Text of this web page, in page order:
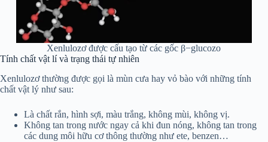
Xenlulozơ được cấu tạo từ các gốc β−glucozo
Tính chất vật lí và trạng thái tự nhiên
Xenlulozơ thường được gọi là mùn cưa hay vỏ bào với những tính
chất vật lý như sau:
Là chất rắn, hình sợi, màu trắng, không mùi, không vị.
Không tan trong nước ngay cả khi đun nóng, không tan trong
các dung môi hữu cơ thông thường như ete, benzen…